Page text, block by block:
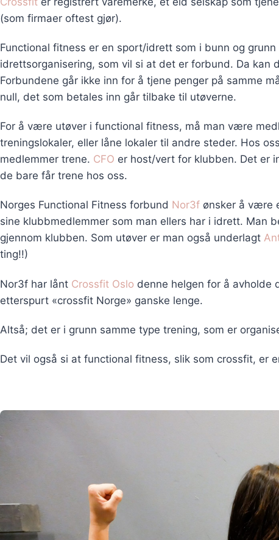
(som firmaer oftest gjør).
Functional fitness er en sport/idrett som i bunn og grunn
idrettsorganisering, som vil si at det er forbund. Da kan
Forbundene går ikke inn for å tjene penger på samme
null, det som betales inn går tilbake til utøverne.
For å være utøver i functional fitness, må man være
treningslokaler, eller låne lokaler til andre steder. Hos
medlemmer trene. CFO er host/vert for klubben. Det er
de bare får trene hos oss.
Norges Functional Fitness forbund Nor3f ønsker å være
sine klubbmedlemmer som man ellers har i idrett. Man
gjennom klubben. Som utøver er man også underlagt
ting!!)
Nor3f har lånt Crossfit Oslo denne helgen for å avholde
etterspurt «crossfit Norge» ganske lenge.
Altså; det er i grunn samme type trening, som er
Det vil også si at functional fitness, slik som crossfit, er